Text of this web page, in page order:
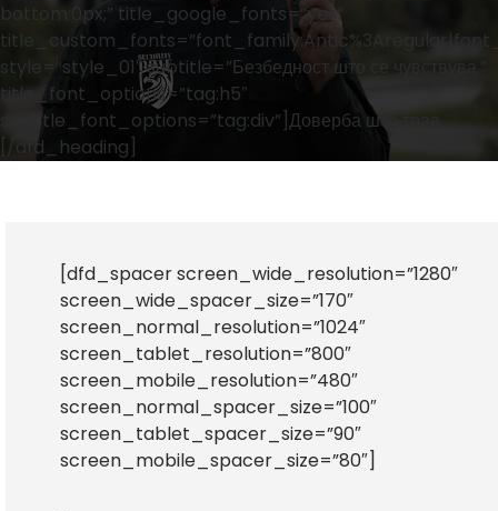
bottom:0px;” title_google_fonts=”yes”
style=”style_01″ subtitle=”Безбедност што се чувствува.”
title_font_options=”tag:h5″
subtitle_font_options=”tag:div”]Доверба што трае.
[/dfd_heading]
[dfd_spacer screen_wide_resolution=”1280″
screen_wide_spacer_size=”170″
screen_normal_resolution=”1024″
screen_tablet_resolution=”800″
screen_mobile_resolution=”480″
screen_normal_spacer_size=”100″
screen_tablet_spacer_size=”90″
screen_mobile_spacer_size=”80″]